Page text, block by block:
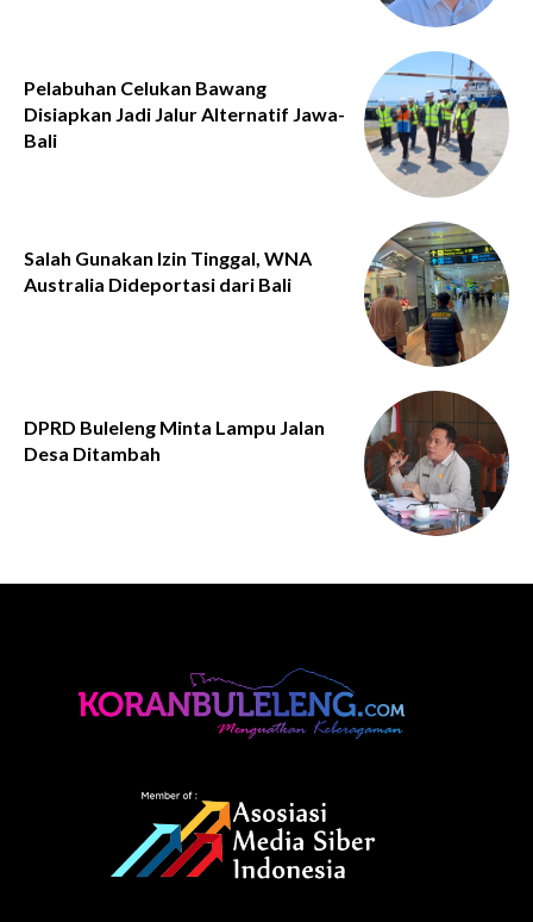
Pelabuhan Celukan Bawang
Disiapkan Jadi Jalur Alternatif Jawa-
Bali
Salah Gunakan Izin Tinggal, WNA
Australia Dideportasi dari Bali
DPRD Buleleng Minta Lampu Jalan
Desa Ditambah